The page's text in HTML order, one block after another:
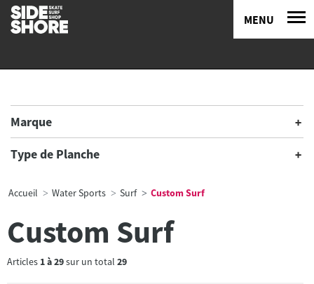
MENU
Marque
Type de Planche
Accueil Water Sports Surf Custom Surf
Custom Surf
Articles 1à29sur un total 29